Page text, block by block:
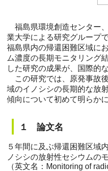
福島県環境創造センター
業大学による研究グループ
福島県内の帰還困難区域に
ム濃度の長期モニタリング
した研究の成果が、国際的
この研究では、原発事故
域のイノシシの長期的な放
傾向について初めて明らか
１ 論文名
５年間に及ぶ帰還困難区域
ノシシの放射性セシウムの
（英文名：Monitoring of